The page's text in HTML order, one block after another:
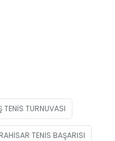
TENIS TURNUVASI
TENIS BAŞARISI